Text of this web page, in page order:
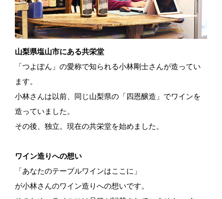
山梨県塩山市にある共栄堂
「つよぽん」の愛称で知られる小林剛士さんが造ってい
ます。
小林さんは以前、同じ山梨県の「四恩醸造」でワインを
造っていました。
その後、独立。現在の共栄堂を始めました。
ワイン造りへの想い
「あなたのテーブルワインはここに」
が小林さんのワイン造りへの想いです。